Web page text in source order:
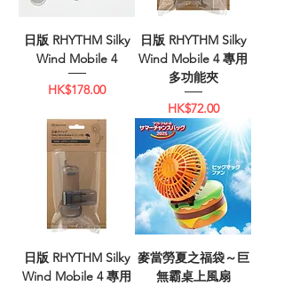
日版 RHYTHM Silky
Wind Mobile 4
價格
HK$178.00
日版 RHYTHM Silky
Wind Mobile 4 專用
多功能夾
價格
HK$72.00
日版 RHYTHM Silky
Wind Mobile 4 專用
麥當勞夏之福袋～巨
無霸桌上風扇